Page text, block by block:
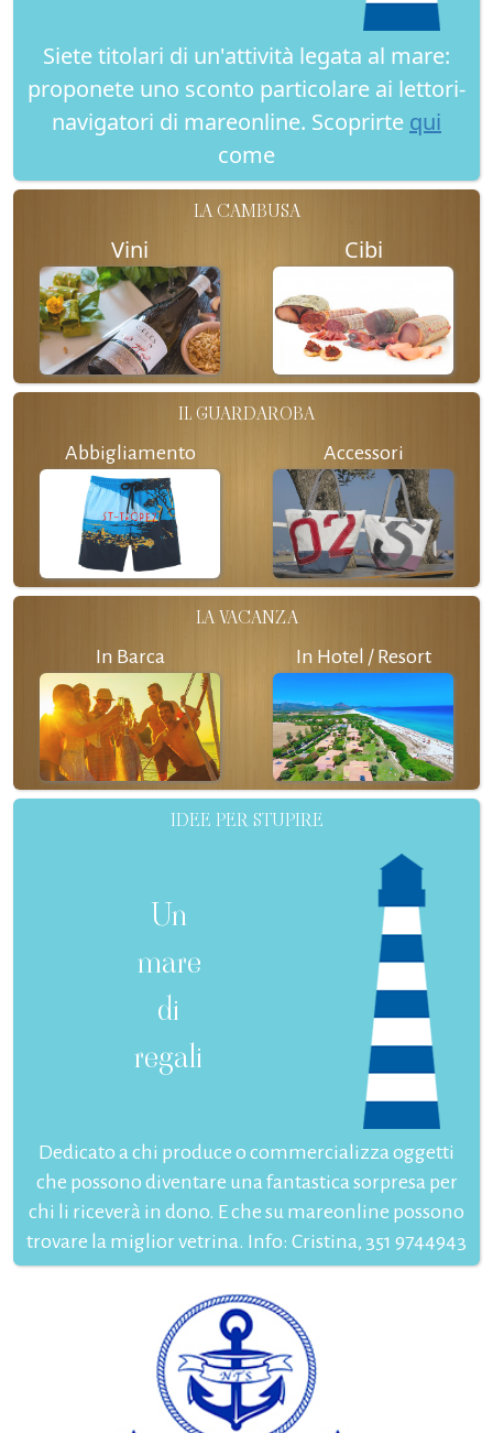
Siete titolari di un'attività legata al mare:
proponete uno sconto particolare ai lettori-
navigatori di mareonline. Scoprirte qui
come
LA CAMBUSA
Vini Cibi
IL GUARDAROBA
Abbigliamento Accessori
LA VACANZA
In Barca In Hotel / Resort
IDEE PER STUPIRE
Un
mare
di
regali
Dedicato a chi produce o commercializza oggetti
che possono diventare una fantastica sorpresa per
chi li riceverà in dono. E che su mareonline possono
trovare la miglior vetrina. Info: Cristina, 351 9744943